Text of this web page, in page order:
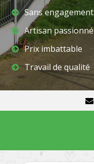
Sans engagement
Artisan passionné
Prix imbattable
Travail de qualité